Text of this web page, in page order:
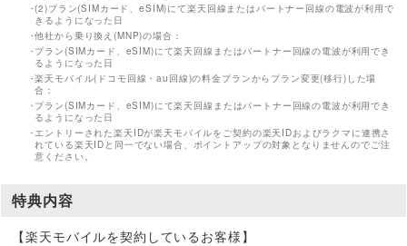
(2)プラン(SIMカード、eSIM)にて楽天回線またはパートナー回線の電波が利用で
きるようになった日
他社から乗り換え(MNP)の場合：
プラン(SIMカード、eSIM)にて楽天回線またはパートナー回線の電波が利用でき
るようになった日
楽天モバイル(ドコモ回線・au回線)の料金プランからプラン変更(移行)した場
合：
プラン(SIMカード、eSIM)にて楽天回線またはパートナー回線の電波が利用でき
るようになった日
エントリーされた楽天IDが楽天モバイルをご契約の楽天IDおよびラクマに連携さ
れている楽天IDと同一でない場合、ポイントアップの対象となりませんのでご注
意ください。
特典内容
【楽天モバイルを契約しているお客様】